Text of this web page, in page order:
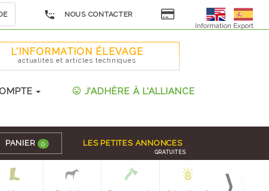
NOUS CONTACTER
Information Export
L'INFORMATION ÉLEVAGE
actualités et articles techniques
J'ADHÈRE À L'ALLIANCE
PANIER 0 LES PETITES ANNONCES
GRATUITES